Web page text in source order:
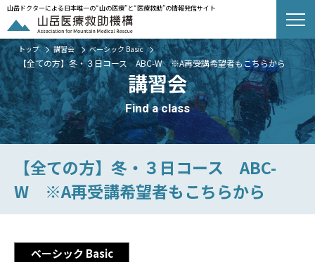
山岳ドクターによる日本唯一の“山の医療”と“医療救助”の情報発信サイト
トップ 講習会 ベーシック Basic
【全ての方】冬・３日コース ABC-W ※A再受講希望者もこちらから
講習会
Find a class
【全ての方】冬・３日コース ABC-
W ※A再受講希望者もこちらから
ベーシック Basic